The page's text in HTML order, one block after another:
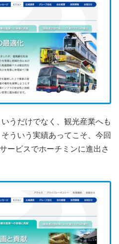
うだけでなく、観光産業へも
ういう実績あってこそ、今回
ービスでホーチミンに進出さ